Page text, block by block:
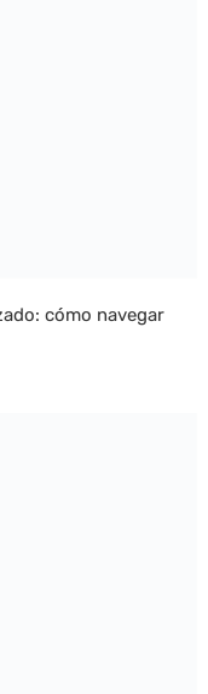
cómo navegar